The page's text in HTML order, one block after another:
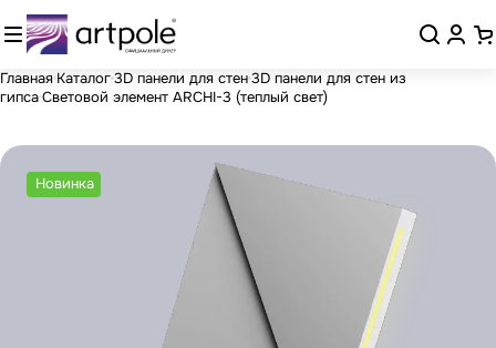
Главная Каталог3D панели для стен3D панели для стен из
гипсаСветовой элемент ARCHI-3 (теплый свет)
Новинка